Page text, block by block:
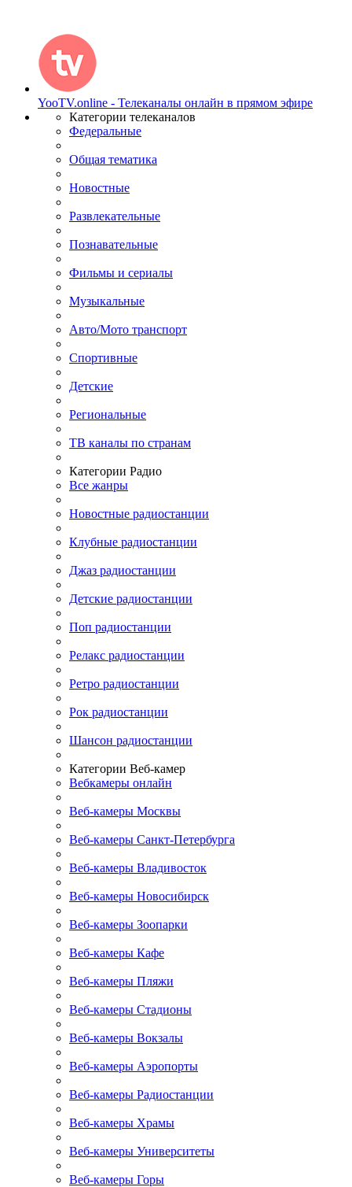
YooTV.online - Телеканалы онлайн в прямом эфире
Категории телеканалов
Федеральные
Общая тематика
Новостные
Развлекательные
Познавательные
Фильмы и сериалы
Музыкальные
Авто/Мото транспорт
Спортивные
Детские
Региональные
ТВ каналы по странам
Категории Радио
Все жанры
Новостные радиостанции
Клубные радиостанции
Джаз радиостанции
Детские радиостанции
Поп радиостанции
Релакс радиостанции
Ретро радиостанции
Рок радиостанции
Шансон радиостанции
Категории Веб-камер
Вебкамеры онлайн
Веб-камеры Москвы
Веб-камеры Санкт-Петербурга
Веб-камеры Владивосток
Веб-камеры Новосибирск
Веб-камеры Зоопарки
Веб-камеры Кафе
Веб-камеры Пляжи
Веб-камеры Стадионы
Веб-камеры Вокзалы
Веб-камеры Аэропорты
Веб-камеры Радиостанции
Веб-камеры Храмы
Веб-камеры Университеты
Веб-камеры Горы